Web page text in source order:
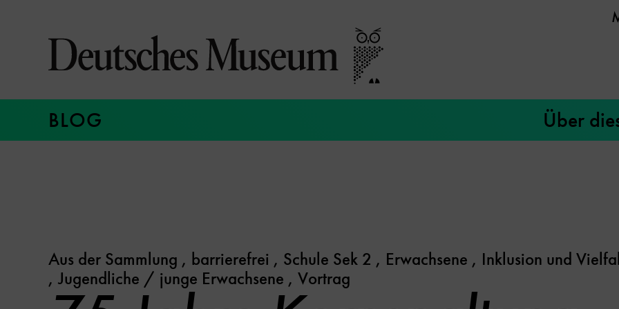
Seiteninhalt
springen
BLOG Über
Aus der Sammlung , barrierefrei , Schule Sek 2 , Erwachsene , Inklusion und
, Jugendliche / junge Erwachsene , Vortrag